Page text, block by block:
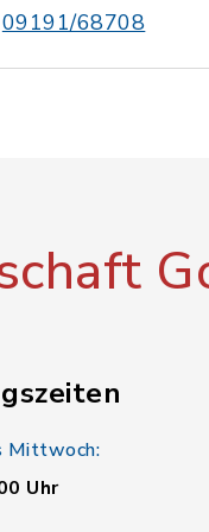
09191/68708
Mittwoch:
Uhr